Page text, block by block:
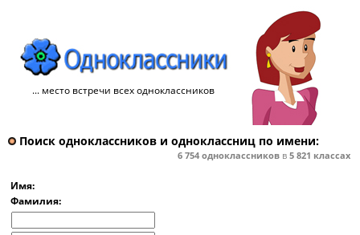
... место встречи всех одноклассников
Поиск одноклассников и одноклассниц по имени:
6 754 одноклассниковв 5 821 классах
Имя:
Фамилия: